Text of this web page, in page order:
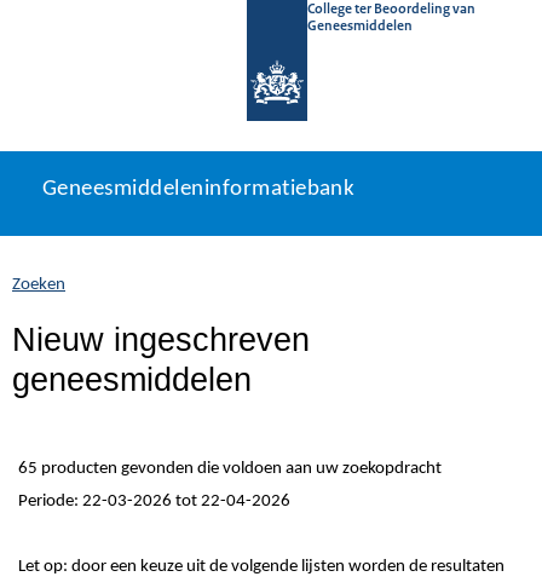
College ter Beoordeling van
Geneesmiddelen
naar
Geneesmiddeleninformatiebank
U
zich
hier:
Geneesmiddeleninformatiebank
Zoeken
Nieuw ingeschreven
geneesmiddelen
65 producten gevonden die voldoen aan uw zoekopdracht
Periode: 22-03-2026 tot 22-04-2026
Let op: door een keuze uit de volgende lijsten worden de resultaten